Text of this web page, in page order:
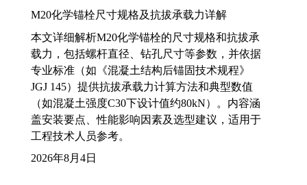
M20化学锚栓尺寸规格及抗拔承载力详解
本文详细解析M20化学锚栓的尺寸规格和抗拔承
载力，包括螺杆直径、钻孔尺寸等参数，并依据
专业标准（如《混凝土结构后锚固技术规程》
JGJ 145）提供抗拔承载力计算方法和典型数值
（如混凝土强度C30下设计值约80kN）。内容涵
盖安装要点、性能影响因素及选型建议，适用于
工程技术人员参考。
2026年8月4日